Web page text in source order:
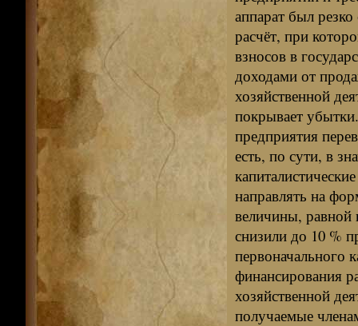
аппарат был
расчёт, при
взносов в
доходами от
хозяйственной
покрывает
предприятия
есть, по сути, в
направлять на
величины, равной
снизили до 10 %
первоначального
финансирования
хозяйственной
получаемые